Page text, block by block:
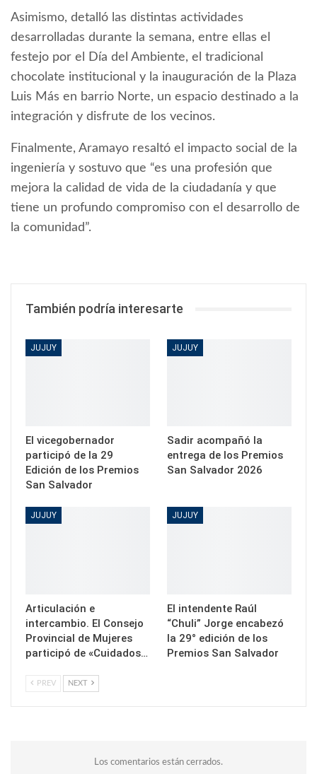
Asimismo, detalló las distintas actividades
desarrolladas durante la semana, entre ellas el
festejo por el Día del Ambiente, el tradicional
chocolate institucional y la inauguración de la Plaza
Luis Más en barrio Norte, un espacio destinado a la
integración y disfrute de los vecinos.
Finalmente, Aramayo resaltó el impacto social de la
ingeniería y sostuvo que “es una profesión que
mejora la calidad de vida de la ciudadanía y que
tiene un profundo compromiso con el desarrollo de
la comunidad”.
También podría interesarte
JUJUY
El vicegobernador
participó de la 29
Edición de los Premios
San Salvador
JUJUY
Sadir acompañó la
entrega de los Premios
San Salvador 2026
JUJUY
Articulación e
intercambio. El Consejo
Provincial de Mujeres
participó de «Cuidados…
JUJUY
El intendente Raúl
“Chuli” Jorge encabezó
la 29° edición de los
Premios San Salvador
PREV NEXT
Los comentarios están cerrados.